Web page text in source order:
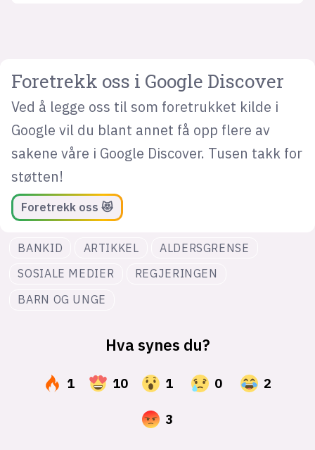
Foretrekk oss i Google Discover
Ved å legge oss til som foretrukket kilde i
Google vil du blant annet få opp flere av
sakene våre i Google Discover. Tusen takk for
støtten!
Foretrekk oss 😻
BANKID ARTIKKEL
ALDERSGRENSE
SOSIALE MEDIER
REGJERINGEN
BARN OG UNGE